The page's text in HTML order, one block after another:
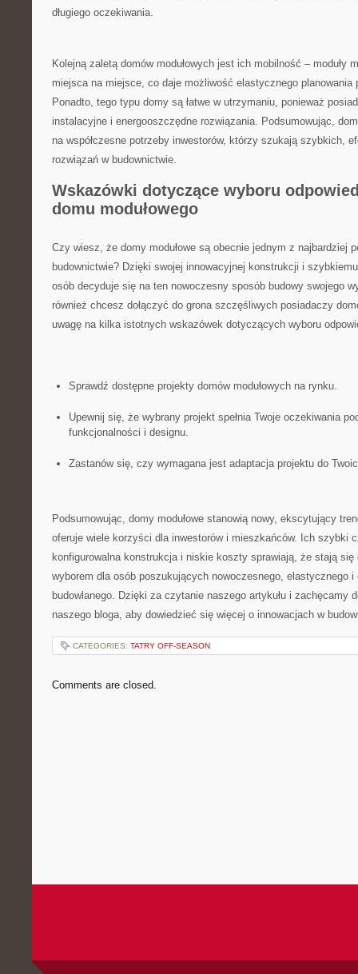
długiego oczekiwania.
Kolejną zaletą ⁤domów modułowych jest ich mobilność – moduły⁣
miejsca na miejsce, ⁢co daje możliwość‌ elastycznego‍ planowania
Ponadto, tego typu ⁢domy są łatwe w utrzymaniu, ponieważ
instalacyjne i energooszczędne rozwiązania. Podsumowując,
na współczesne potrzeby ​inwestorów, którzy szukają szybkich,
rozwiązań w budownictwie.
Wskazówki dotyczące wyboru
domu modułowego
Czy wiesz, że domy modułowe są obecnie jednym z najbardziej
budownictwie? Dzięki swojej innowacyjnej konstrukcji ⁢i
osób decyduje się na ten nowoczesny sposób budowy swojego
również⁤ chcesz dołączyć do ⁣grona szczęśliwych posiadaczy
uwagę na kilka ‍istotnych wskazówek dotyczących wyboru
Sprawdź dostępne projekty domów modułowych⁣ na rynku.
Upewnij się, że wybrany‌ projekt spełnia Twoje oczekiwania
funkcjonalności‌ i designu.
Zastanów się, czy wymagana jest adaptacja projektu do
Podsumowując, domy modułowe stanowią nowy, ekscytujący
oferuje ‌wiele korzyści‌ dla inwestorów‍ i‌ mieszkańców.‌ Ich szybki‌
konfigurowalna konstrukcja i‍ niskie koszty sprawiają, że stają się
wyborem dla osób poszukujących nowoczesnego, elastycznego
budowlanego.⁣ Dzięki za czytanie naszego artykułu i zachęcamy
naszego bloga, aby⁤ dowiedzieć się ​więcej⁣ o‌ innowacjach ⁢w
CATEGORIES: TATRY OFF-SEASON
Comments are closed.